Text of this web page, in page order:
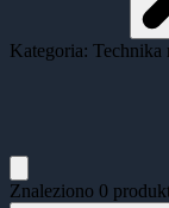
Kategoria: Technika
Znaleziono 0